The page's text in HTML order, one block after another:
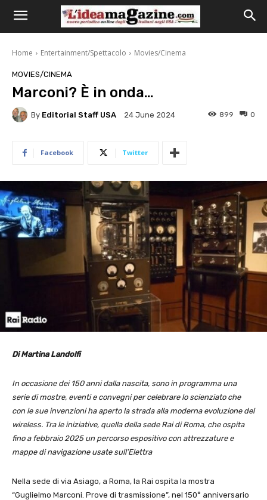
Home Entertainment/Spettacolo Movies/Cinema
MOVIES/CINEMA
Marconi? È in onda…
By Editorial Staff USA 24 June 2024 0
899
Facebook Twitter
Di Martina Landolfi
In occasione dei 150 anni dalla nascita, sono in programma una
serie di mostre, eventi e convegni per celebrare lo scienziato che
con le sue invenzioni ha aperto la strada alla moderna evoluzione del
wireless. Tra le iniziative, quella della sede Rai di Roma, che ospita
fino a febbraio 2025 un percorso espositivo con attrezzature e
mappe di navigazione usate sull’Elettra
Nella sede di via Asiago, a Roma, la Rai ospita la mostra
“Guglielmo Marconi. Prove di trasmissione”, nel 150° anniversario